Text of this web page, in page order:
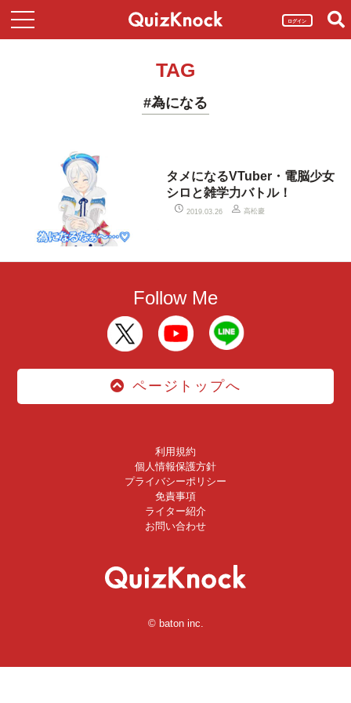
ログイン
TAG
#為になる
タメになるVTuber・電脳少女
シロと雑学力バトル！
2019.03.26 高松慶
Follow Me
ページトップへ
利用規約
個人情報保護方針
プライバシーポリシー
免責事項
ライター紹介
お問い合わせ
© baton inc.